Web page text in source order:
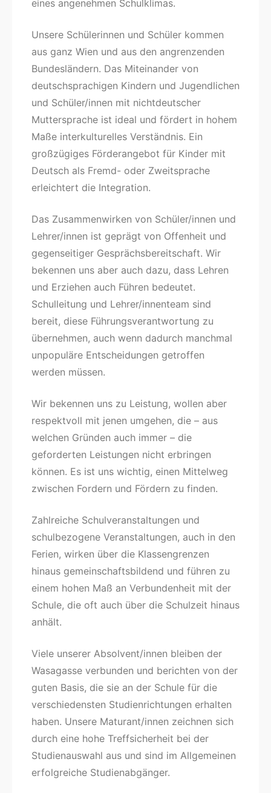
eines angenehmen Schulklimas.
Unsere Schülerinnen und Schüler kommen
aus ganz Wien und aus den angrenzenden
Bundesländern. Das Miteinander von
deutschsprachigen Kindern und Jugendlichen
und Schüler/innen mit nichtdeutscher
Muttersprache ist ideal und fördert in hohem
Maße interkulturelles Verständnis. Ein
großzügiges Förderangebot für Kinder mit
Deutsch als Fremd- oder Zweitsprache
erleichtert die Integration.
Das Zusammenwirken von Schüler/innen und
Lehrer/innen ist geprägt von Offenheit und
gegenseitiger Gesprächsbereitschaft. Wir
bekennen uns aber auch dazu, dass Lehren
und Erziehen auch Führen bedeutet.
Schulleitung und Lehrer/innenteam sind
bereit, diese Führungsverantwortung zu
übernehmen, auch wenn dadurch manchmal
unpopuläre Entscheidungen getroffen
werden müssen.
Wir bekennen uns zu Leistung, wollen aber
respektvoll mit jenen umgehen, die – aus
welchen Gründen auch immer – die
geforderten Leistungen nicht erbringen
können. Es ist uns wichtig, einen Mittelweg
zwischen Fordern und Fördern zu finden.
Zahlreiche Schulveranstaltungen und
schulbezogene Veranstaltungen, auch in den
Ferien, wirken über die Klassengrenzen
hinaus gemeinschaftsbildend und führen zu
einem hohen Maß an Verbundenheit mit der
Schule, die oft auch über die Schulzeit hinaus
anhält.
Viele unserer Absolvent/innen bleiben der
Wasagasse verbunden und berichten von der
guten Basis, die sie an der Schule für die
verschiedensten Studienrichtungen erhalten
haben. Unsere Maturant/innen zeichnen sich
durch eine hohe Treffsicherheit bei der
Studienauswahl aus und sind im Allgemeinen
erfolgreiche Studienabgänger.